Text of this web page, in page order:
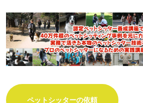
ペットシッターの依頼